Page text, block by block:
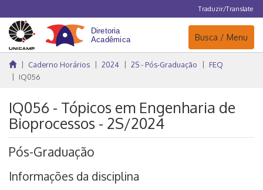
Traduzir/Translate
Navegação
Busca / Menu
Caderno Horários 2024 2S - Pós-Graduação
FEQ
IQ056
IQ056 - Tópicos em Engenharia de
Bioprocessos - 2S/2024
Pós-Graduação
Informações da disciplina